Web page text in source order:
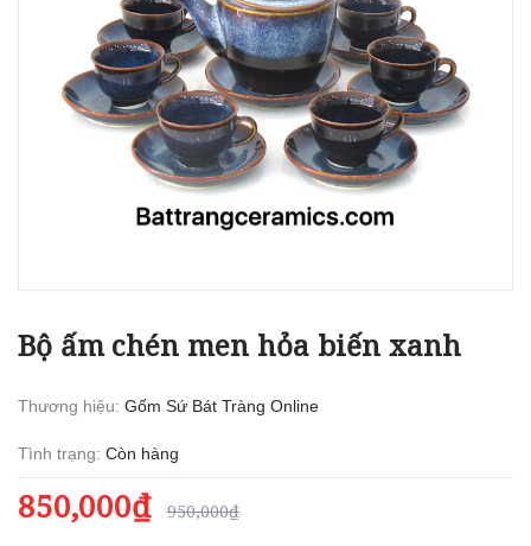
Bộ ấm chén men hỏa biến xanh
Thương hiệu: Gốm Sứ Bát Tràng Online
Tình trạng: Còn hàng
850,000₫ 950,000₫